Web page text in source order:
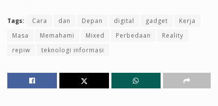
Tags: Cara dan Depan digital gadget
Kerja
Masa
Memahami Mixed Perbedaan
Reality
repiw
teknologi informasi